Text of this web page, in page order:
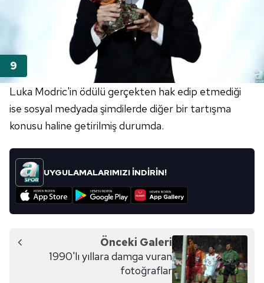
Luka Modric'in ödülü gerçekten hak edip etmediği
ise sosyal medyada şimdilerde diğer bir tartışma
konusu haline getirilmiş durumda.
UYGULAMALARIMIZI İNDİRİN!
Önceki Galeri
1990'lı yıllara damga vuran
fotoğraflar